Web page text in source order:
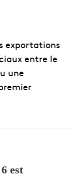
exportations
entre le
une
est